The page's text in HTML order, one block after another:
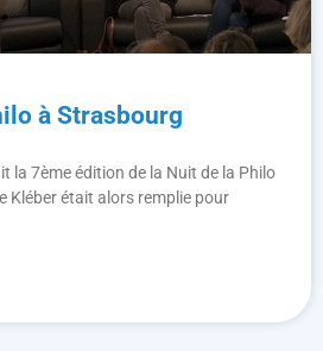
à Strasbourg
la 7ème édition de la Nuit de la Philo
Kléber était alors remplie pour